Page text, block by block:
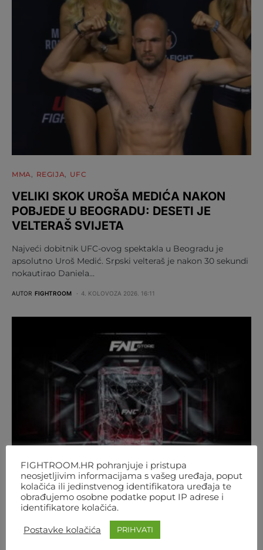
MMA REGIJA UFC
VELIKI SKOK UROŠA MEDIĆA NAKON
POBJEDE U BEOGRADU: DESETI JE
VELTERAŠ SVIJETA
Najveći dobitnik UFC-ovog spektakla u Beogradu je
apsolutno Uroš Medić. Srpski velteraš je nakon 30 sekundi
nokautirao Daniela…
AUTOR FIGHTROOM 4. KOLOVOZA 2026. 16:11
NEMA VIŠE ČEKANJA! OD 1. RUJNA
FIGHTROOM.HR pohranjuje i pristupa
neosjetljivim informacijama s vašeg uređaja, poput
kolačića ili jedinstvenog identifikatora uređaja te
obrađujemo osobne podatke poput IP adrese i
identifikatore kolačića.
Postavke kolačića PRIHVATI